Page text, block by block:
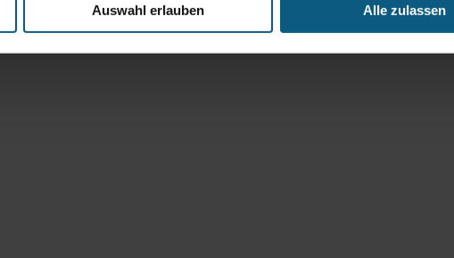
Auswahl erlauben Alle zulassen